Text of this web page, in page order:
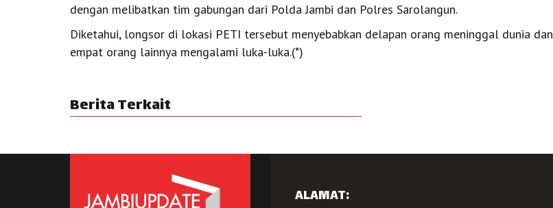
dengan melibatkan tim gabungan dari Polda Jambi dan Polres Sarolangun.
Diketahui, longsor di lokasi PETI tersebut menyebabkan delapan orang meninggal dunia dan
empat orang lainnya mengalami luka-luka.(*)
Berita Terkait
ALAMAT: